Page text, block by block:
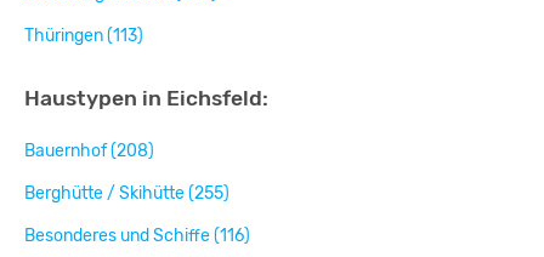
Thüringen (113)
Haustypen in Eichsfeld:
Bauernhof (208)
Berghütte / Skihütte (255)
Besonderes und Schiffe (116)